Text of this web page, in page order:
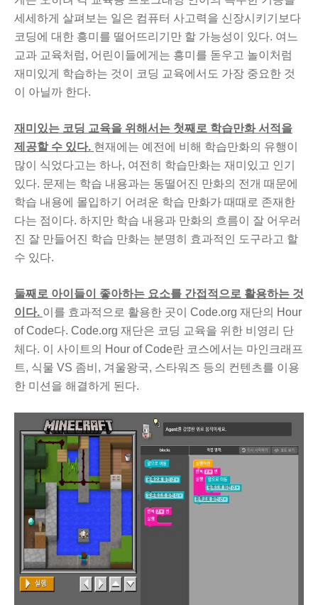
세세하게 살펴보는 일은 컴퓨터 사고력을 신장시키기보다
코딩에 대한 흥미를 떨어뜨리기만 할 가능성이 있다. 여느
교과 교육처럼, 어린이들에게는 흥미를 돋우고 놀이처럼
재미있게 학습하는 것이 코딩 교육에서도 가장 중요한 것
이 아닐까 한다.
재미있는 코딩 교육을 위해서는 첫째로 학습만화 서적을
제공할 수 있다. 현재에는 예전에 비해 학습만화의 유행이
많이 식었다고는 하나, 여전히 학습만화는 재미있고 인기
있다. 문제는 학습 내용과는 동떨어진 만화의 전개 때문에
학습 내용에 몰입하기 어려운 학습 만화가 때때로 존재한
다는 점이다. 하지만 학습 내용과 만화의 흐름이 잘 어우러
진 잘 만들어진 학습 만화는 분명히 효과적인 도구라고 할
수 있다.
둘째로 아이들이 좋아하는 요소를 간접적으로 활용하는 것
이다. 이를 효과적으로 활용한 곳이 Code.org 재단의 Hour
of Code다. Code.org 재단은 코딩 교육을 위한 비영리 단
체다. 이 사이트의 Hour of Code란 코스에서는 마인크래프
트, 식물 VS 좀비, 겨울왕국, 스타워즈 등의 컨텐츠를 이용
한 미션을 해결하게 된다.